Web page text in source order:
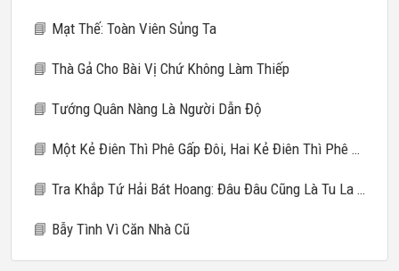
📘 Mạt Thế: Toàn Viên Sủng Ta
📘 Thà Gả Cho Bài Vị Chứ Không Làm Thiếp
📘 Tướng Quân Nàng Là Người Dẫn Độ
📘 Một Kẻ Điên Thì Phê Gấp Đôi, Hai Kẻ Điên Thì Phê Gấp Mười
📘 Tra Khắp Tứ Hải Bát Hoang: Đâu Đâu Cũng Là Tu La Tràng
📘 Bẫy Tình Vì Căn Nhà Cũ